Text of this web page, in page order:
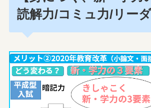
読解力/コミュ力/リー